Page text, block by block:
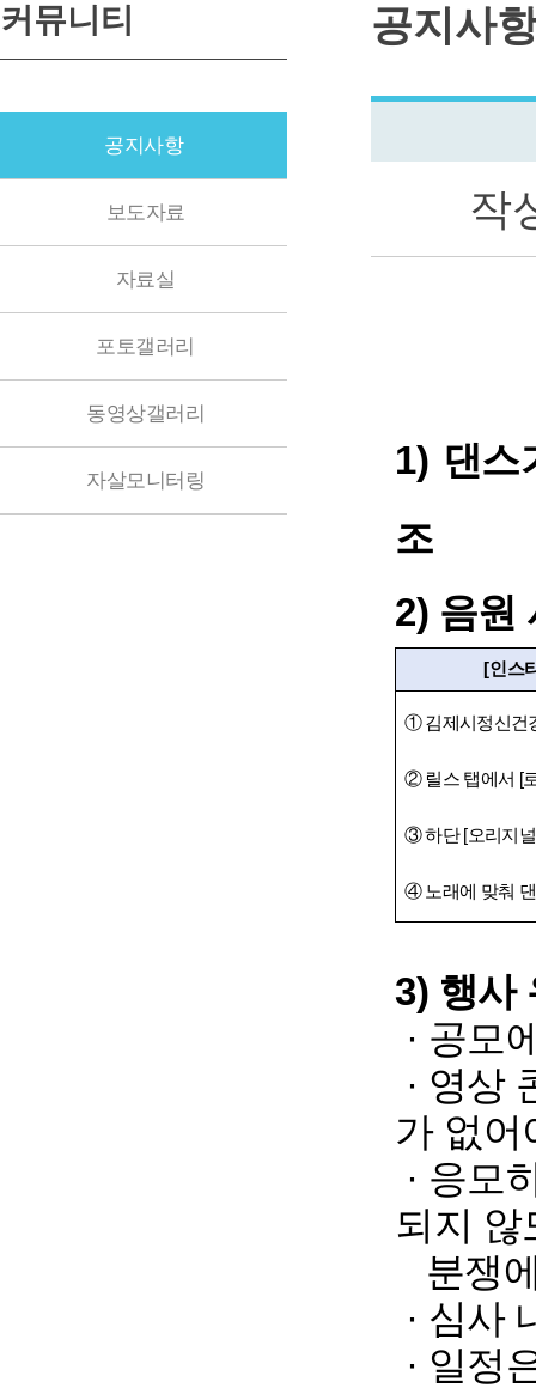
커뮤니티
공지사항
보도자료
자료실
포토갤러리
동영상갤러리
자살모니터링
공지사
작
1) 댄스
조
2) 음원
[인스
①김제시정신건
② 릴스 탭에서 [
③하단 [오리지
④ 노래에 맞춰
3) 행사
· 공모
· 영상
가 없어
· 응모
되지 않
분쟁
· 심사
· 일정